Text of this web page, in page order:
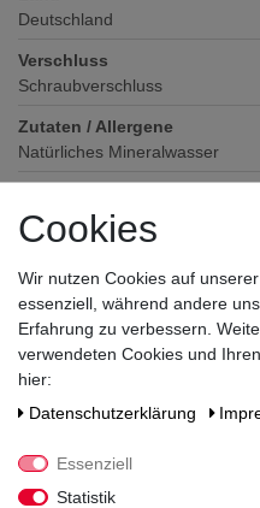
Deutschland
Verschluss
Schraubverschluss
Zutaten / Allergene
Natürliches Mineralwasser
Oppacher Mineralquellen
02736 Oppach/Oberlausitz
Cookies
Wir nutzen Cookies auf
essenziell, während andere
Erfahrung zu verbessern.
verwendeten Cookies und
hier:
Daten­schutz­erklärung
Essenziell
Statistik